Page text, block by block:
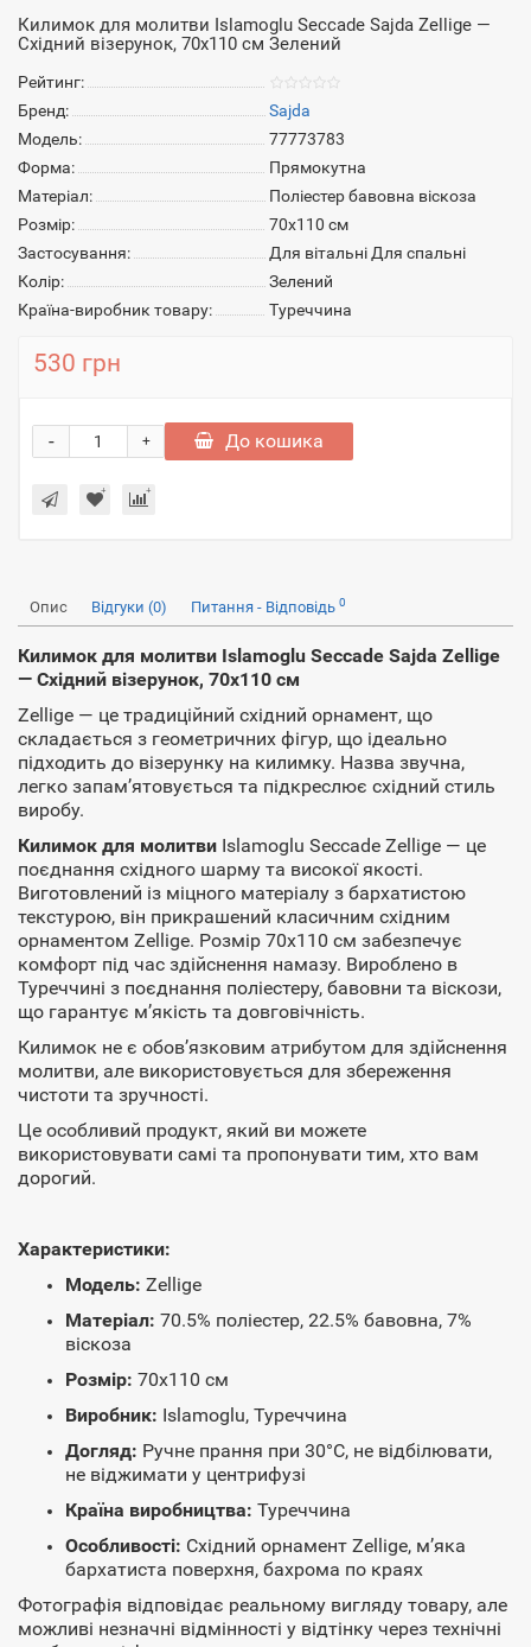
Килимок для молитви Islamoglu Seccade Sajda Zellige —
Східний візерунок, 70x110 см Зелений
Рейтинг:
Бренд:
Sajda
Модель:
77773783
Форма:
Прямокутна
Матеріал:
Поліестер бавовна віскоза
Розмір:
70x110 см
Застосування:
Для вітальні Для спальні
Колір:
Зелений
Країна-виробник товару:
Туреччина
530 грн
+
- До кошика
Опис Відгуки (0) Питання - Відповідь 0
Килимок для молитви Islamoglu Seccade Sajda Zellige
— Східний візерунок, 70x110 см
Zellige — це традиційний східний орнамент, що
складається з геометричних фігур, що ідеально
підходить до візерунку на килимку. Назва звучна,
легко запам’ятовується та підкреслює східний стиль
виробу.
Килимок для молитви Islamoglu Seccade Zellige — це
поєднання східного шарму та високої якості.
Виготовлений із міцного матеріалу з бархатистою
текстурою, він прикрашений класичним східним
орнаментом Zellige. Розмір 70x110 см забезпечує
комфорт під час здійснення намазу. Вироблено в
Туреччині з поєднання поліестеру, бавовни та віскози,
що гарантує м’якість та довговічність.
Килимок не є обов’язковим атрибутом для здійснення
молитви, але використовується для збереження
чистоти та зручності.
Це особливий продукт, який ви можете
використовувати самі та пропонувати тим, хто вам
дорогий.
Характеристики:
Модель: Zellige
Матеріал: 70.5% поліестер, 22.5% бавовна, 7%
віскоза
Розмір: 70x110 см
Виробник: Islamoglu, Туреччина
Догляд: Ручне прання при 30°C, не відбілювати,
не віджимати у центрифузі
Країна виробництва: Туреччина
Особливості: Східний орнамент Zellige, м’яка
бархатиста поверхня, бахрома по краях
Фотографія відповідає реальному вигляду товару, але
можливі незначні відмінності у відтінку через технічні